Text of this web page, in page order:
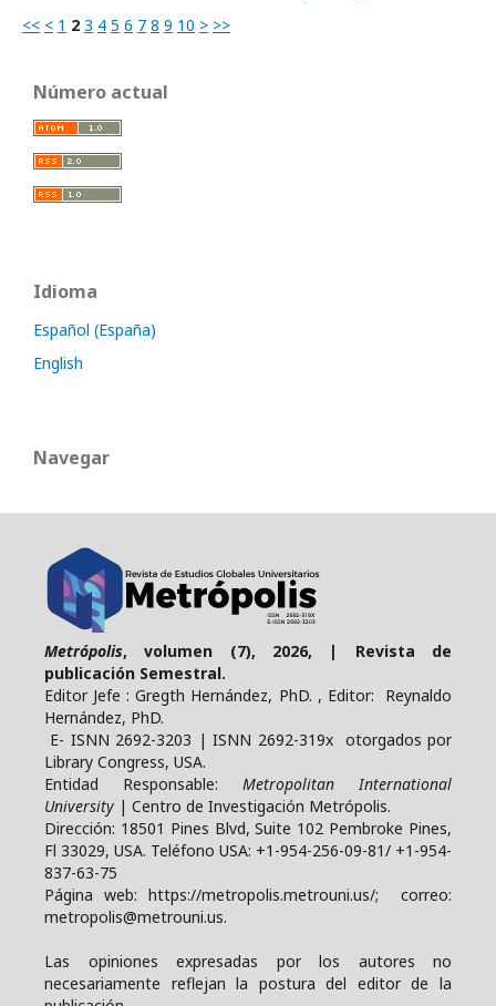
<< < 1 2 3 4 5 6 7 8 9 10 > >>
Número actual
Idioma
Español (España)
English
Navegar
Metrópolis, volumen (7), 2026, | Revista de
publicación Semestral.
Editor Jefe : Gregth Hernández, PhD. , Editor: Reynaldo
Hernández, PhD.
E- ISNN 2692-3203 | ISNN 2692-319x otorgados por
Library Congress, USA.
Entidad Responsable: Metropolitan International
University | Centro de Investigación Metrópolis.
Dirección: 18501 Pines Blvd, Suite 102 Pembroke Pines,
Fl 33029, USA. Teléfono USA: +1-954-256-09-81/ +1-954-
837-63-75
Página web: https://metropolis.metrouni.us/; correo:
metropolis@metrouni.us.
Las opiniones expresadas por los autores no
necesariamente reflejan la postura del editor de la